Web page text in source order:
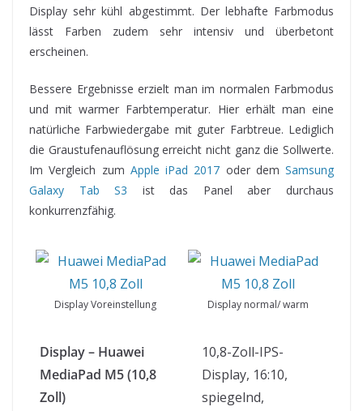
Display sehr kühl abgestimmt. Der lebhafte Farbmodus
lässt Farben zudem sehr intensiv und überbetont
erscheinen.
Bessere Ergebnisse erzielt man im normalen Farbmodus
und mit warmer Farbtemperatur. Hier erhält man eine
natürliche Farbwiedergabe mit guter Farbtreue. Lediglich
die Graustufenauflösung erreicht nicht ganz die Sollwerte.
Im Vergleich zum Apple iPad 2017 oder dem Samsung
Galaxy Tab S3 ist das Panel aber durchaus
konkurrenzfähig.
Display Voreinstellung Display normal/ warm
Display – Huawei
MediaPad M5 (10,8
Zoll)
10,8-Zoll-IPS-
Display, 16:10,
spiegelnd,